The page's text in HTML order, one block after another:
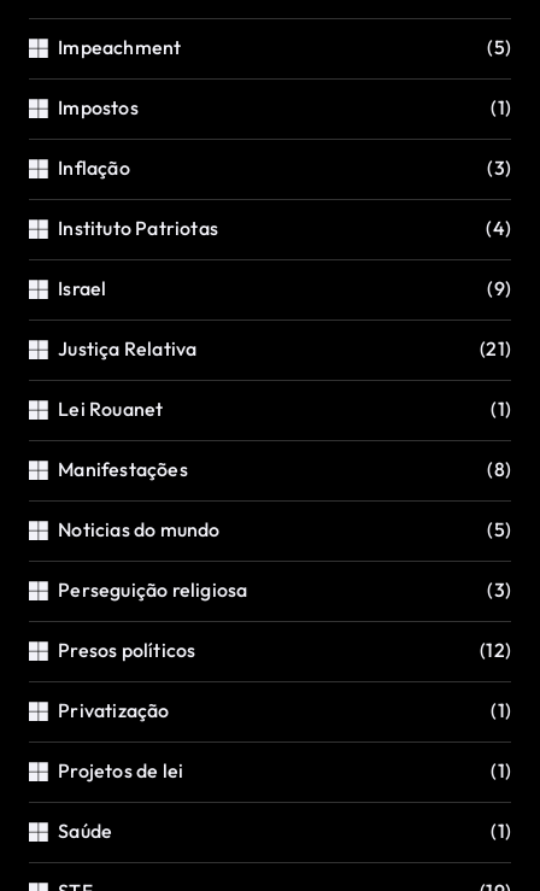
Impeachment (5)
Impostos (1)
Inflação (3)
Instituto Patriotas (4)
Israel (9)
Justiça Relativa (21)
Lei Rouanet (1)
Manifestações (8)
Noticias do mundo (5)
Perseguição religiosa (3)
Presos políticos (12)
Privatização (1)
Projetos de lei (1)
Saúde (1)